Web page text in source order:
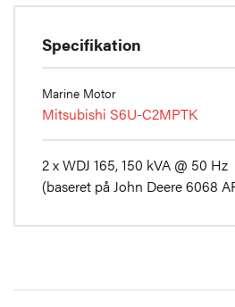
Specifikation
Marine Motor
Mitsubishi S6U-C2MPTK
2 x WDJ 165, 150 kVA @ 50 Hz
(baseret på John Deere 6068